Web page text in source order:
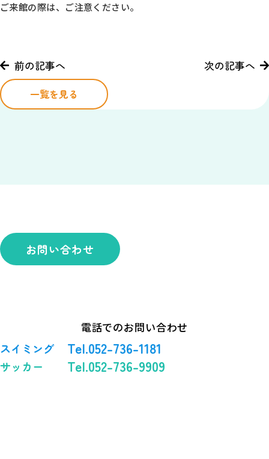
ご来館の際は、ご注意ください。
前の記事へ 次の記事へ
一覧を見る
お問い合わせ
電話でのお問い合わせ
スイミング Tel.052-736-1181
サッカー Tel.052-736-9909